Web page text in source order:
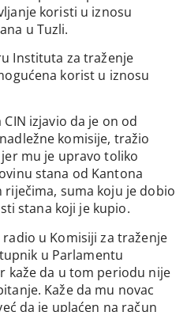
koristi u iznosu
u Tuzli.
Instituta za traženje
korist u iznosu
izjavio da je on od
komisije, tražio
mu je upravo toliko
stana od Kantona
riječima, suma koju je dobio
stana koji je kupio.
u Komisiji za traženje
u Parlamentu
kaže da u tom periodu nije
Kaže da mu novac
da je uplaćen na račun